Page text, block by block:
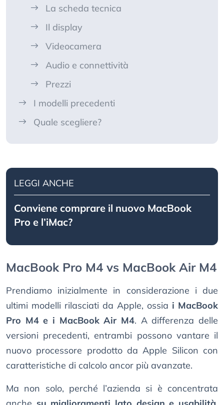
La scheda tecnica
Il display
Videocamera
Audio e connettività
Prezzi
I modelli precedenti
Quale scegliere?
LEGGI ANCHE
Conviene comprare il nuovo MacBook
Pro e l’iMac?
MacBook Pro M4 vs MacBook Air M4
Prendiamo inizialmente in considerazione i due
ultimi modelli rilasciati da Apple, ossia i MacBook
Pro M4 e i MacBook Air M4. A differenza delle
versioni precedenti, entrambi possono vantare il
nuovo processore prodotto da Apple Silicon con
caratteristiche di calcolo ancor più avanzate.
Ma non solo, perché l’azienda si è concentrata